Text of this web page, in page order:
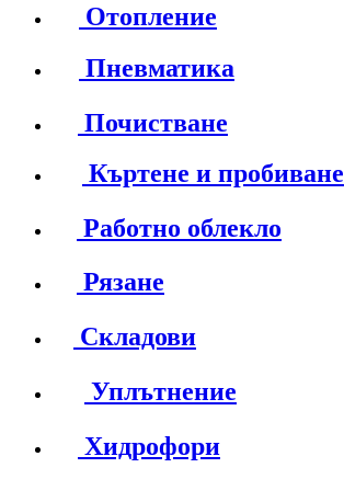
Отопление
Пневматика
Почистване
Къртене и пробиване
Работно облекло
Рязане
Складови
Уплътнение
Хидрофори